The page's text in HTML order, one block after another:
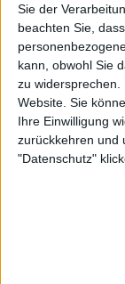
Sie der
beachten Sie,
kann, obwohl Sie
zu widersprechen.
Website. Sie
Ihre Einwilligung
zurückkehren und
"Datenschutz"
Sessionmitglied
Besetzung
Mitglied
ein Kandidat?
sG: Dazu
sind sehr
Vorkommnisse